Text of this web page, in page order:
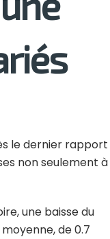
le dernier rapport
non seulement à
une baisse du
de 0.7